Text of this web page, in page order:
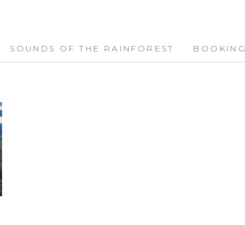
SOUNDS OF THE RAINFOREST BOOKING